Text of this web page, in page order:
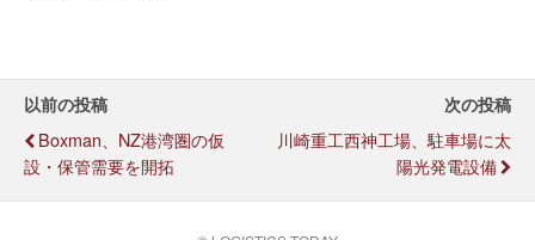
以前の投稿
Boxman、NZ港湾圏の仮
設・保管需要を開拓
次の投稿
川崎重工西神工場、駐車場に太
陽光発電設備